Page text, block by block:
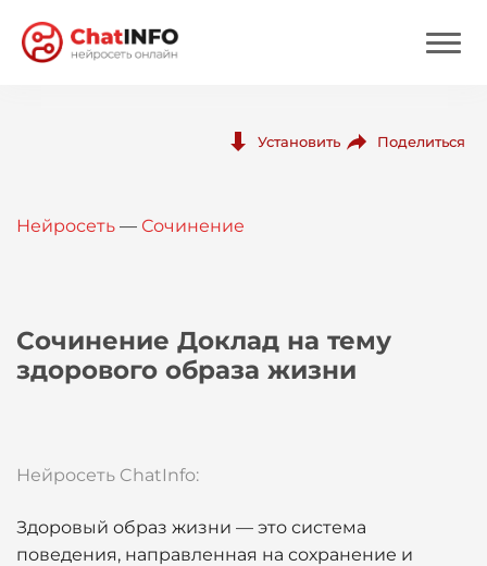
Вход
Установить Поделиться
Нейросеть — Сочинение
Сочинение Доклад на тему
здорового образа жизни
Нейросеть ChatInfo:
Здоровый образ жизни — это система
поведения, направленная на сохранение и